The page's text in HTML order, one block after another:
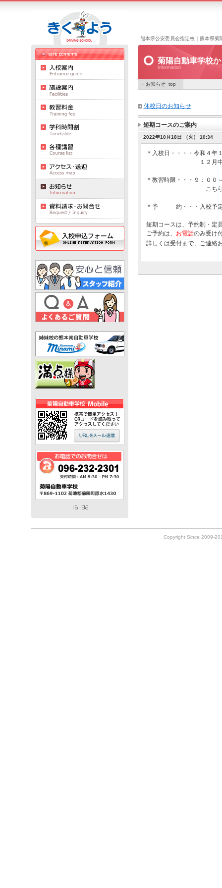
熊本県公安委員会指定校｜熊本県菊
菊陽自動車学校
Information
お知らせ top
休校日のお知らせ
短期コースのご案内
2022年10月18日 （火） 10:34
＊入校日・・・・令和４年
１２月中の卒業
＊教習時限・・・９：０
こちらの作成する
＊予 約・・・入校予定
短期コースは、予約制・定
ご予約は、
お電話のみ受け
詳しくは受付まで、ご連絡
Copyright Since 2009-